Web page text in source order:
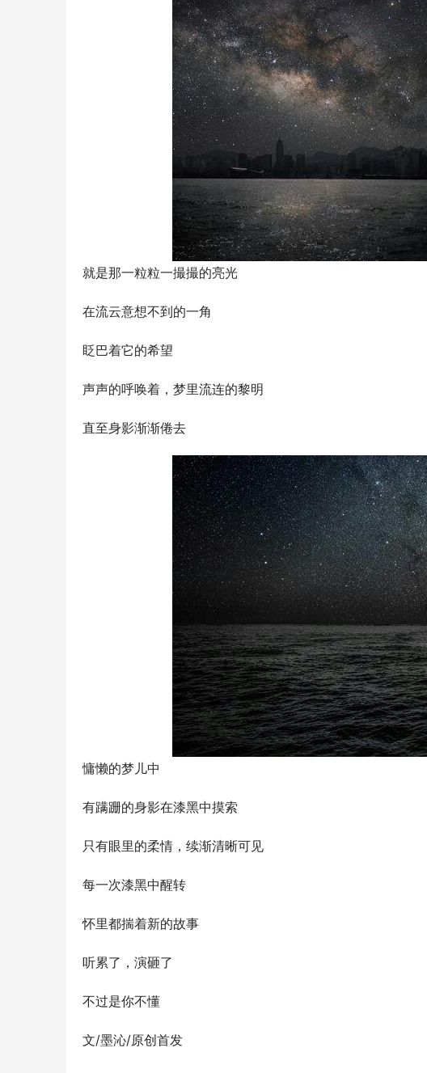
就是那一粒粒一撮撮的亮光
在流云意想不到的一角
眨巴着它的希望
声声的呼唤着，梦里流连的黎明
直至身影渐渐倦去
慵懒的梦儿中
有蹒跚的身影在漆黑中摸索
只有眼里的柔情，续渐清晰可见
每一次漆黑中醒转
怀里都揣着新的故事
听累了，演砸了
不过是你不懂
文/墨沁/原创首发